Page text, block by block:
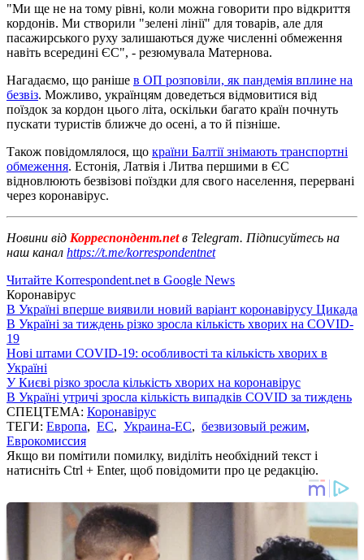
"Ми ще не на тому рівні, коли можна говорити про відкриття
кордонів. Ми створили "зелені лінії" для товарів, але для
пасажирського руху залишаються дуже численні обмеження
навіть всередині ЄС", - резюмувала Матернова.
Нагадаємо, що раніше в ОП розповіли, як пандемія вплине на
безвіз. Можливо, українцям доведеться відмовитися від
поїздок за кордон цього літа, оскільки багато країн почнуть
пускати туристів ближче до осені, а то й пізніше.
Також повідомлялося, що країни Балтії знімають транспортні
обмеження. Естонія, Латвія і Литва першими в ЄС
відновлюють безвізові поїздки для свого населення, перервані
через коронавірус.
Новини від Корреспондент.netв Telegram. Підписуйтесь на
наш канал https://t.me/korrespondentnet
Читайте Korrespondent.net в Google News
Коронавірус
В Україні вперше виявили новий варіант коронавірусу Цикада
В Україні за тиждень різко зросла кількість хворих на COVID-
19
Нові штами COVID-19: особливості та кількість хворих в
Україні
У Києві різко зросла кількість хворих на коронавірус
В Україні утричі зросла кількість випадків COVID за тиждень
СПЕЦТЕМА: Коронавірус
ТЕГИ: Европа, ЕС, Украина-ЕС, безвизовый режим,
Еврокомиссия
Якщо ви помітили помилку, виділіть необхідний текст і
натисніть Ctrl + Enter, щоб повідомити про це редакцію.